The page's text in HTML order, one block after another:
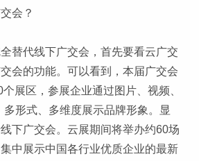
会？
替代线下广交会，首先要看云广交
会的功能。可以看到，本届广交会
展区，参展企业通过图片、视频、
形式、多维度展示品牌形象。显
下广交会。云展期间将举办约60场
中展示中国各行业优质企业的最新